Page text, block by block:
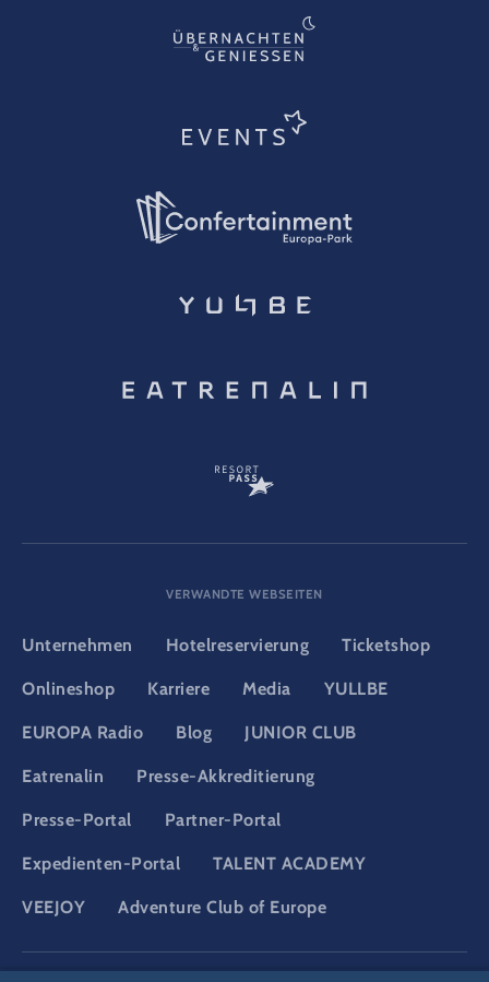
VERWANDTE WEBSEITEN
Unternehmen Hotelreservierung Ticketshop
Onlineshop Karriere Media YULLBE
EUROPA Radio Blog JUNIOR CLUB
Eatrenalin Presse-Akkreditierung
Presse-Portal Partner-Portal
Expedienten-Portal TALENT ACADEMY
VEEJOY Adventure Club of Europe